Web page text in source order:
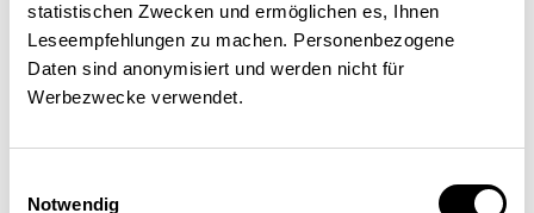
statistischen Zwecken und ermöglichen es, Ihnen
Leseempfehlungen zu machen. Personenbezogene
Daten sind anonymisiert und werden nicht für
Werbezwecke verwendet.
Notwendig
Silke Gade
Cheffe suppléante de l'état-major de l'Office